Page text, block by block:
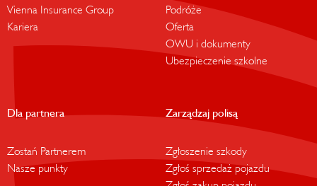
Vienna Insurance Group
Kariera
Podróże
Oferta
OWU i dokumenty
Ubezpieczenie szkolne
Dla partnera
Zostań Partnerem
Nasze punkty
Zarządzaj polisą
Zgłoszenie szkody
Zgłoś sprzedaż pojazdu